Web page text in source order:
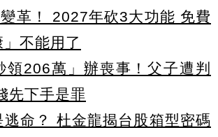
革！ 2027年砍3大功能 免費
不能用了
領206萬」辦喪事！父子遭判
先下手是罪
逃命？ 杜金龍揭台股箱型密碼